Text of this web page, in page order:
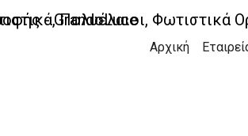
Αρχική